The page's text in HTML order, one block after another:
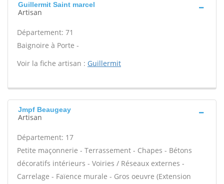
Guillermit Saint marcel
Artisan
Département: 71
Baignoire à Porte -
Voir la fiche artisan : Guillermit
Jmpf Beaugeay
Artisan
Département: 17
Petite maçonnerie - Terrassement - Chapes - Bétons
décoratifs intérieurs - Voiries / Réseaux externes -
Carrelage - Faïence murale - Gros oeuvre (Extension